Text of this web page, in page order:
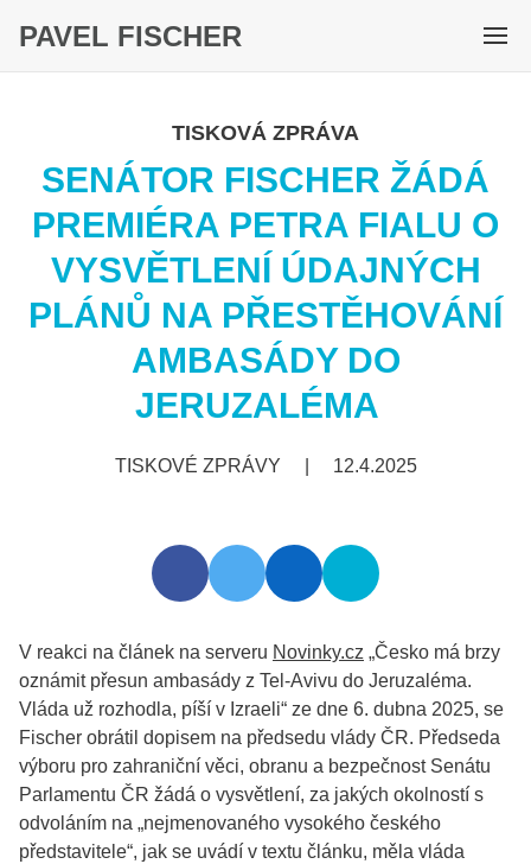
PAVEL FISCHER
M
TISKOVÁ ZPRÁVA
SENÁTOR FISCHER ŽÁDÁ
PREMIÉRA PETRA FIALU O
VYSVĚTLENÍ ÚDAJNÝCH
PLÁNŮ NA PŘESTĚHOVÁNÍ
AMBASÁDY DO
JERUZALÉMA
TISKOVÉ ZPRÁVY 12.4.2025
V reakci na článek na serveru Novinky.cz „Česko má brzy
oznámit přesun ambasády z Tel-Avivu do Jeruzaléma.
Vláda už rozhodla, píší v Izraeli“ ze dne 6. dubna 2025, se
Fischer obrátil dopisem na předsedu vlády ČR. Předseda
výboru pro zahraniční věci, obranu a bezpečnost Senátu
Parlamentu ČR žádá o vysvětlení, za jakých okolností s
odvoláním na „nejmenovaného vysokého českého
představitele“, jak se uvádí v textu článku, měla vláda